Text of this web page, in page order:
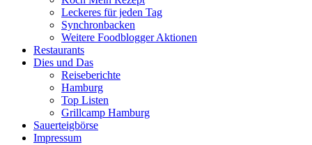
Leckeres für jeden Tag
Synchronbacken
Weitere Foodblogger Aktionen
Restaurants
Dies und Das
Reiseberichte
Hamburg
Top Listen
Grillcamp Hamburg
Sauerteigbörse
Impressum